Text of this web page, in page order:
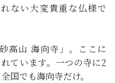
ない大変貴重な仏様で
高山 海向寺」。ここに
ています。一つの寺に2
国でも海向寺だけ。